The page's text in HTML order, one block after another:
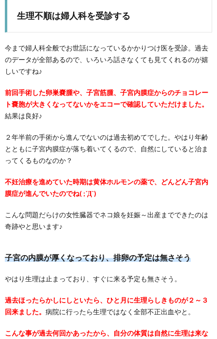
生理不順は婦人科を受診する
今まで婦人科全般でお世話になっているかかりつけ医を受診。過去
のデータが全部あるので、いろいろ話さなくても見てくれるのが嬉
しいですね♪
前回手術した卵巣嚢腫や、子宮筋腫、子宮内膜症からのチョコレー
ト嚢胞が大きくなってないかをエコーで確認していただけました。
結果は良好♪
２年半前の手術から進んでないのは過去初めてでした。やはり年齢
とともに子宮内膜症が落ち着いてくるので、自然にしていると治ま
ってくるものなのか？
不妊治療を進めていた時期は黄体ホルモンの薬で、どんどん子宮内
膜症が進んでいたのでね( ;´Д`)
こんな問題だらけの女性臓器でネコ娘を妊娠～出産までできたのは
奇跡やと思います♪
子宮の内膜が厚くなっており、排卵の予定は無さそう
やはり生理は止まっており、すぐに来る予定も無さそう。
過去ほったらかしにしといたら、ひと月に生理らしきものが２～３
回来ました。 病院に行ったら生理ではなく全部不正出血やと。
こんな事が過去何回かあったから、自分の体質は自然に生理は来な